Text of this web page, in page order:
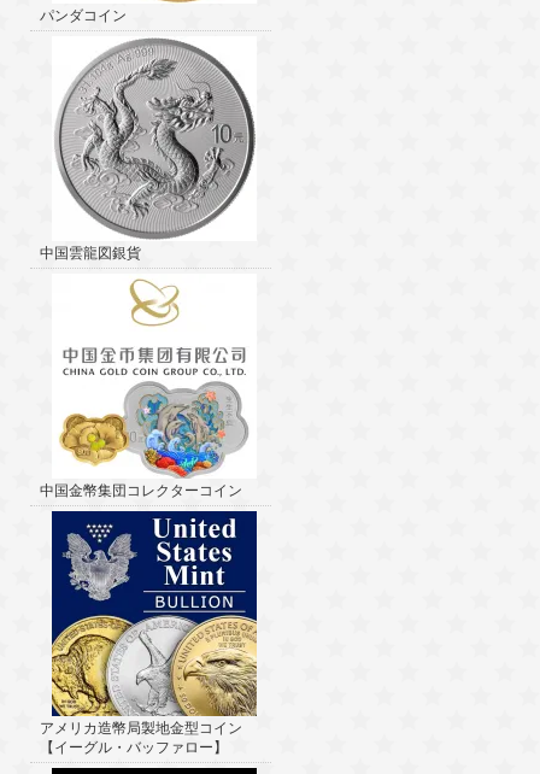
パンダコイン
中国雲龍図銀貨
中国金幣集団コレクターコイン
アメリカ造幣局製地金型コイン
【イーグル・バッファロー】